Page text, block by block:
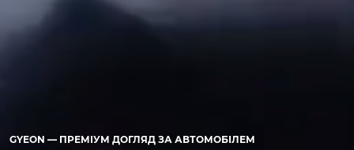
GYEON — ПРЕМІУМ ДОГЛЯД ЗА АВТОМОБІЛЕМ